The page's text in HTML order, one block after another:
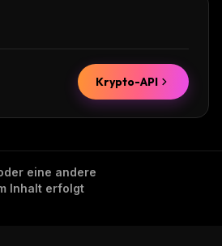
Krypto-API
eine andere
Inhalt erfolgt